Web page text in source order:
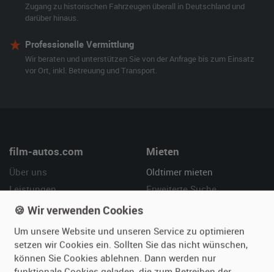
Zugang zu historischen Fahrzeugen überall in Deutschland und
darüber hinaus.
Professionelle Vermittlung
Wir beraten und unterstützen Sie von der Anfrage bis zum Einsatz
vor Ort, inkl. Betreuung und Transport.
film-autos.com
Über uns
Leistungen
Referenzen
Mieten
Oldtimer mieten
Erweiterte Suche
Vermieten Hilfe
🍪 Wir verwenden Cookies
Um unsere Website und unseren Service zu optimieren
setzen wir Cookies ein. Sollten Sie das nicht wünschen,
können Sie Cookies ablehnen. Dann werden nur